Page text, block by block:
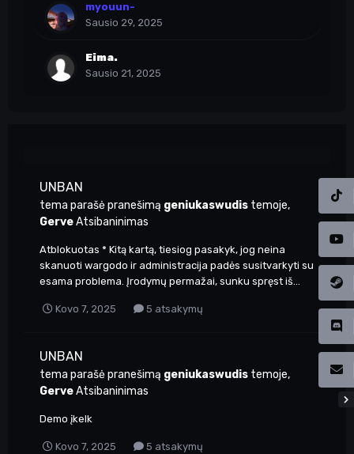
myouun-
Sausio 29, 2025
Eima.
Sausio 21, 2025
UNBAN
tema parašė pranešimą geniukaswudis temoje,
GerveAtsibaninimas
Atblokuotas * Kitą kartą, tiesiog pasakyk, jog neina
skanuoti wargodo ir administracija padės susitvarkyti su
esama problema. Įrodymų permažai, sunku spręst iš...
Kovo 7, 2025 5 atsakymų
UNBAN
tema parašė pranešimą geniukaswudis temoje,
GerveAtsibaninimas
Demo įkelk
Kovo 7, 2025 5 atsakymų